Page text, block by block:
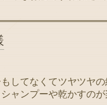
してなくてツヤツヤ
ャンプーや乾かすのが